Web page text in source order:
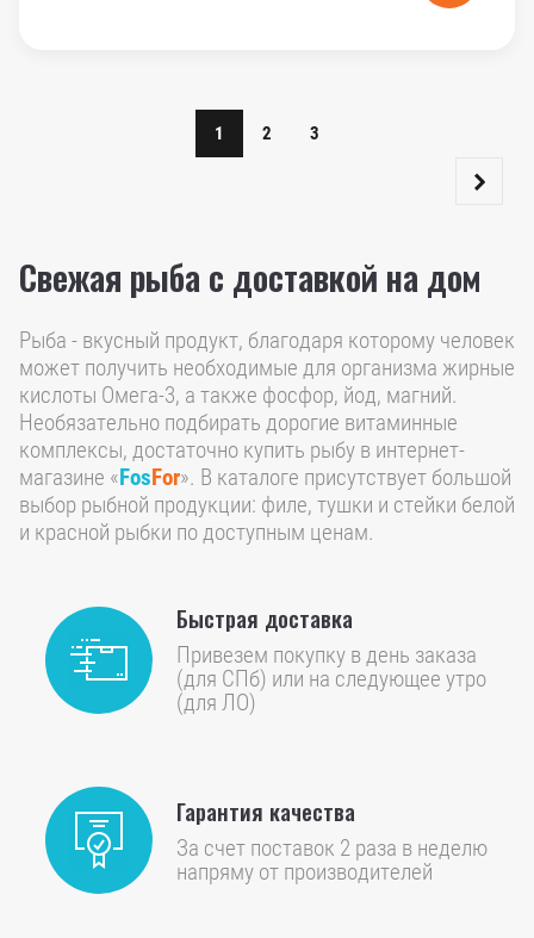
1 2 3
Свежая рыба с доставкой на дом
Рыба - вкусный продукт, благодаря которому человек
может получить необходимые для организма жирные
кислоты Омега-3, а также фосфор, йод, магний.
Необязательно подбирать дорогие витаминные
комплексы, достаточно купить рыбу в интернет-
магазине «FosFor». В каталоге присутствует большой
выбор рыбной продукции: филе, тушки и стейки белой
и красной рыбки по доступным ценам.
Быстрая доставка
Привезем покупку в день заказа
(для СПб) или на следующее утро
(для ЛО)
Гарантия качества
За счет поставок 2 раза в неделю
напряму от производителей